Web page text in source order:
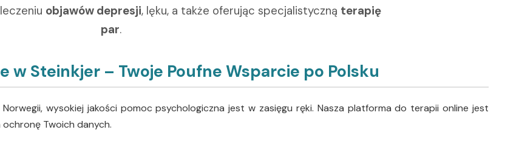
objawów depresji, lęku, a także oferując specjalistyczną terapię
par.
w Steinkjer – Twoje Poufne Wsparcie po Polsku
wysokiej jakości pomoc psychologiczna jest w zasięgu ręki. Nasza platforma do terapii online jest
ochronę Twoich danych.